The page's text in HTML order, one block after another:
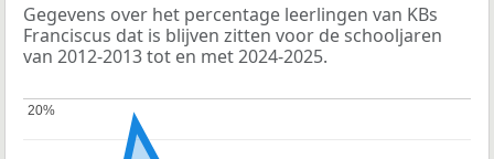
Gegevens over het percentage leerlingen van KBs
Franciscus dat is blijven zitten voor de schooljaren
van 2012-2013 tot en met 2024-2025.
20%
20%